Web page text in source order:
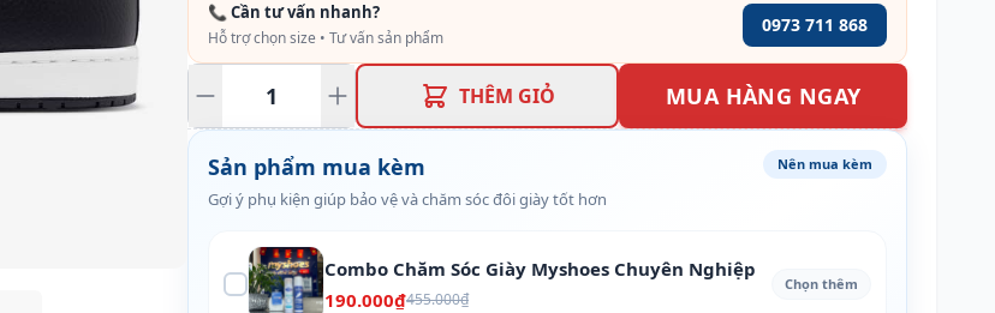
📞 Cần tư vấn nhanh?
Hỗ trợ chọn size • Tư vấn sản phẩm
0973 711 868
THÊM GIỎ MUA HÀNG NGAY
Sản phẩm mua kèm
Gợi ý phụ kiện giúp bảo vệ và chăm sóc đôi giày tốt hơn
Nên mua kèm
Combo Chăm Sóc Giày Myshoes Chuyên Nghiệp
190.000₫455.000₫
Chọn thêm